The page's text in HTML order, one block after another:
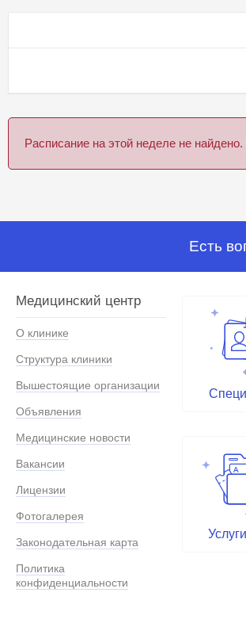
Расписание на этой неделе не
Есть
Медицинский центр
О клинике
Структура клиники
Вышестоящие организации
Объявления
Медицинские новости
Вакансии
Лицензии
Фотогалерея
Законодательная карта
Политика
конфиденциальности